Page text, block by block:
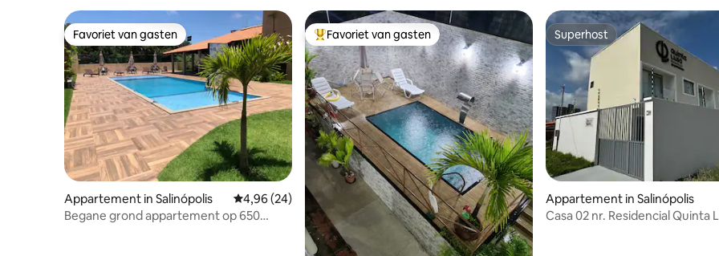
Favoriet van gasten
Favoriet van gasten
Appartement in Salinópolis Gemiddelde beoordeling van 4,96 uit 5, 24 recensies
4,96 (24)
Begane grond appartement op 650
Topfavoriet van gasten
Favoriet van gasten Superhost
Superhost
Appartement in Salinópolis
Casa 02 nr. Residencial Quinta